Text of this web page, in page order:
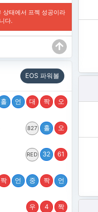
EOS 파워볼
홀 언 대 짝 오
827 홀 오
RED 32 61
짝 언 중 짝 언
우 4 짝